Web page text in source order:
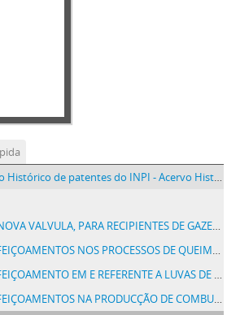
de patentes do INPI - Acervo Histórico de patentes do INPI
DE GAZES, EM QUE A PEÇA OBTURADORA TEM UM MOVIMENTO DE TRANSLAÇÃO SOBRE A SUA SEDE
PROCESSOS DE QUEIMAR E UTILIZAR COMPLETAMENTE OS COMBUSTIVEIS LIQUIDOS OU LIQUEFEITOS
EM E REFERENTE A LUVAS DE FRICÇÃO CENTRIFUGA
NA PRODUCÇÃO DE COMBUSTIVEIS OU QUE A ISSO DIZEM RESPEITO